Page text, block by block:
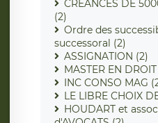
CRÉANCES DE
(2)
Ordre des
successoral (2)
ASSIGNATION (2)
MASTER EN
INC CONSO MAG
LE LIBRE CHOIX
HOUDART et